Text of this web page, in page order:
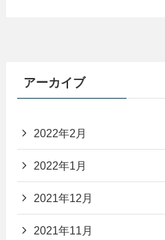
アーカイブ
2022年2月
2022年1月
2021年12月
2021年11月